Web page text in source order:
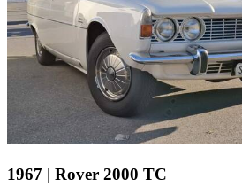
1967 | Rover 2000 TC